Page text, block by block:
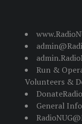
Run &
Volunteers &
General